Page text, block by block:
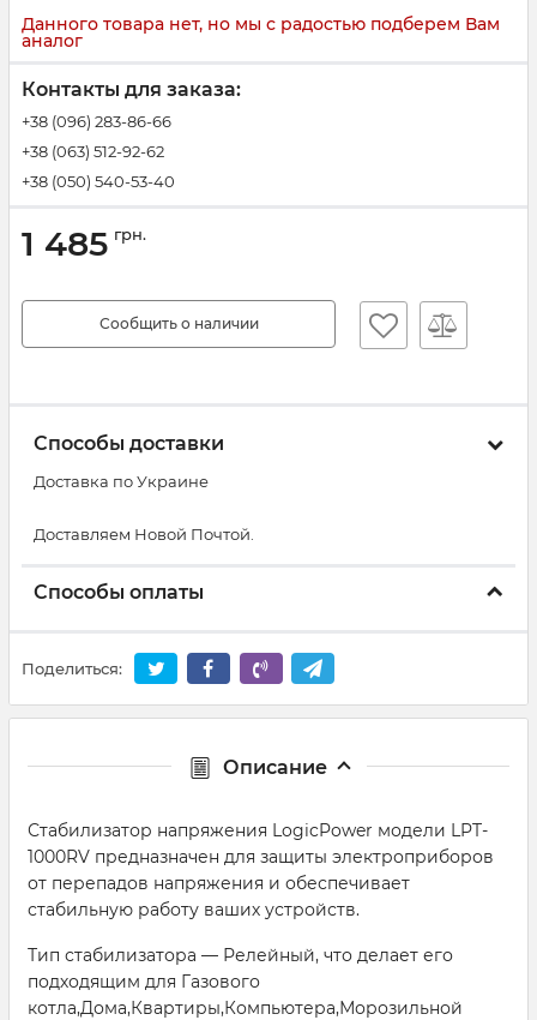
Данного товара нет, но мы с радостью подберем Вам
аналог
Контакты для заказа:
+38 (096) 283-86-66
+38 (063) 512-92-62
+38 (050) 540-53-40
1 485 грн.
Сообщить о наличии
Способы доставки
Доставка по Украине
Доставляем Новой Почтой.
Способы оплаты
Поделиться:
Описание
Стабилизатор напряжения LogicPower модели LPT-
1000RV предназначен для защиты электроприборов
от перепадов напряжения и обеспечивает
стабильную работу ваших устройств.
Тип стабилизатора — Релейный, что делает его
подходящим для Газового
котла,Дома,Квартиры,Компьютера,Морозильной